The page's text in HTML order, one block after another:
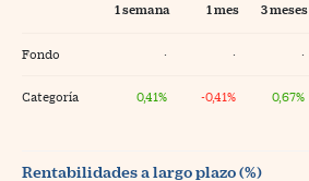
1 semana 1 mes 3 meses
Fondo · · ·
Categoría 0,41% -0,41% 0,67%
Rentabilidades a largo plazo (%)